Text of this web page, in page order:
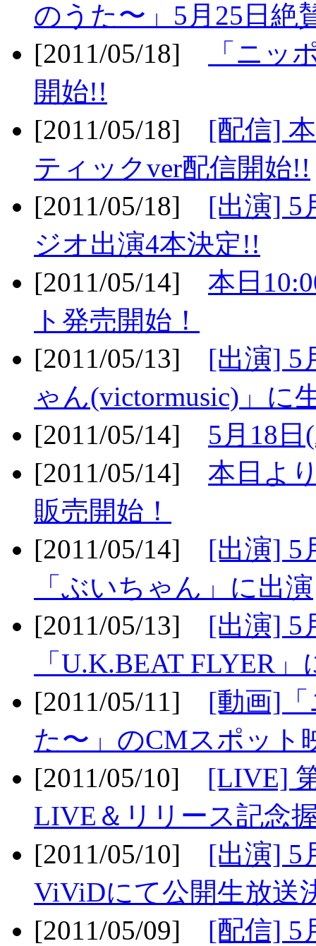
のうた〜」5月25日絶
[2011/05/18]
「ニッ
開始!!
[2011/05/18] [配信]
ティックver配信開始!!
[2011/05/18] [出演] 5
ジオ出演4本決定!!
[2011/05/14] 本日
ト発売開始！
[2011/05/13] [出演] 5
ゃん(victormusic)」に
[2011/05/14] 5月18
[2011/05/14] 本日よ
販売開始！
[2011/05/14] [出演] 5
「ぶいちゃん」に出演
[2011/05/13] [出演] 5
「U.K.BEAT FLYER
[2011/05/11] [動画]
た〜」のCMスポット
[2011/05/10] [LIVE]
LIVE＆リリース記念
[2011/05/10] [出演] 5
ViViDにて公開生放送
[2011/05/09] [配信] 5